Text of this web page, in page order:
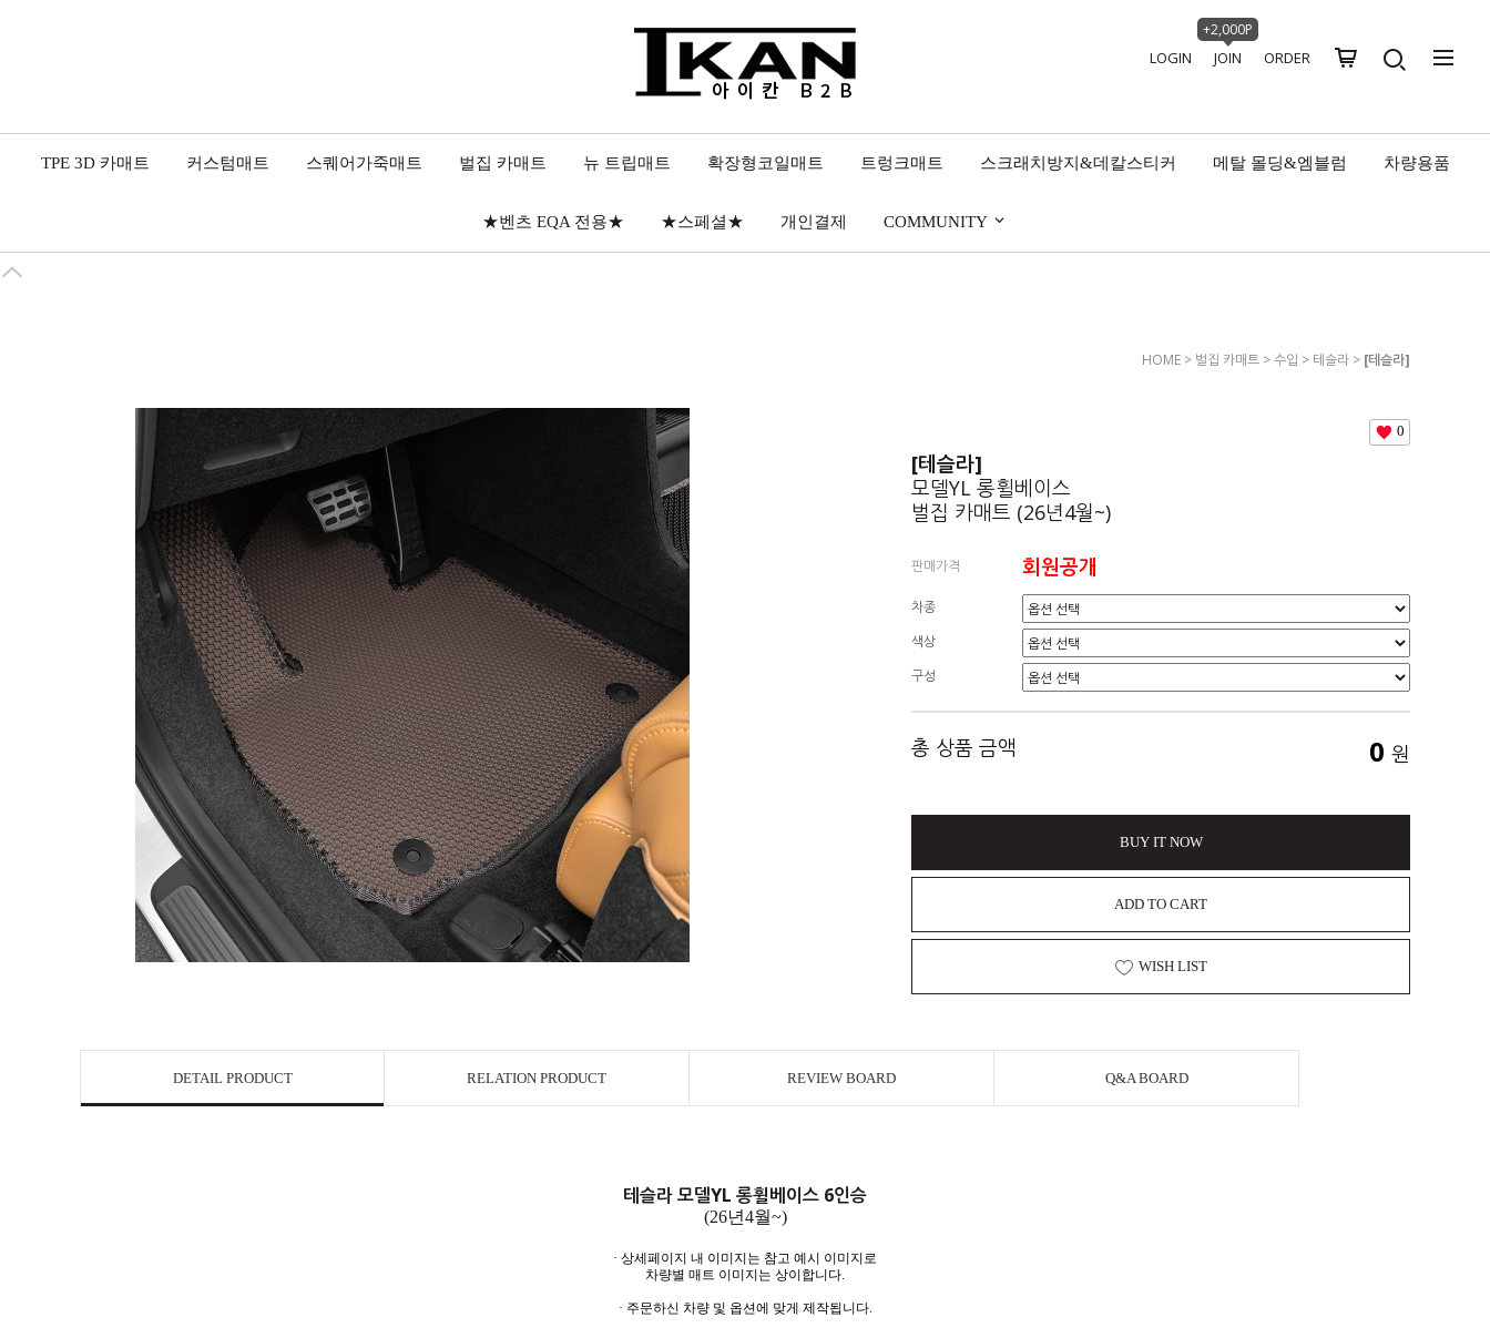
LOGIN JOIN
+2,000P
ORDER
TPE 3D 카매트 커스텀매트 스퀘어가죽매트 벌집 카매트 뉴 트립매트 확장형코일매트 트렁크매트 스크래치방지&데칼스티커 메탈 몰딩&엠블럼 차량용품
★벤츠 EQA 전용★ ★스페셜★ 개인결제 COMMUNITY
HOME > 벌집 카매트 >수입 > 테슬라 > [테슬라]
0
[테슬라]
모델YL 롱휠베이스
벌집 카매트 (26년4월~)
판매가격 회원공개
차종
색상
구성
총 상품 금액 0 원
BUY IT NOW
ADD TO CART
WISH LIST
DETAIL PRODUCT RELATION PRODUCT REVIEW BOARD Q&A BOARD
테슬라 모델YL 롱휠베이스 6인승
(26년4월~)
· 상세페이지 내 이미지는 참고 예시 이미지로
차량별 매트 이미지는 상이합니다.
· 주문하신 차량 및 옵션에 맞게 제작됩니다.